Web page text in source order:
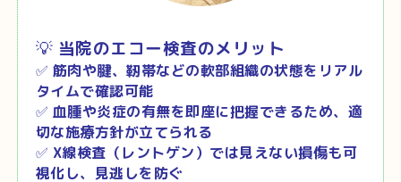
💡 当院のエコー検査のメリット
✅ 筋肉や腱、靭帯などの軟部組織の状態をリアル
タイムで確認可能
✅ 血腫や炎症の有無を即座に把握できるため、適
切な施療方針が立てられる
✅ X線検査（レントゲン）では見えない損傷も可
視化し、見逃しを防ぐ